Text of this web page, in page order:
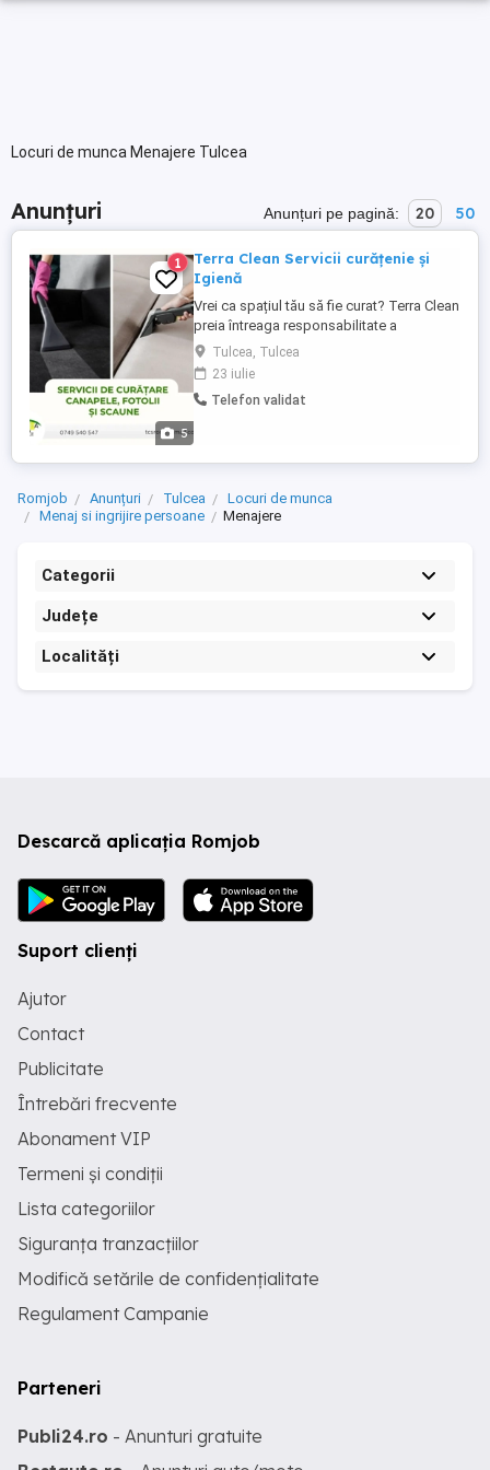
Locuri de munca Menajere Tulcea
Anunțuri Anunțuri pe pagină: 20 50
5
1
Terra Clean Servicii curățenie și
Igienă
Vrei ca spațiul tău să fie curat? Terra Clean
preia întreaga responsabilitate a
întreținerii, oferindu-ți timpul necesar
pentru a te concentra pe ceea ce
contează. Cu 18 ani de experiență și mii de
clienți în portofoliu, identificam si oferim
Tulcea, Tulcea
23 iulie
Telefon validat
Romjob Anunțuri Tulcea
Locuri de munca
Menaj si ingrijire persoane
Menajere
Categorii
Județe
Localități
Descarcă aplicația Romjob
Suport clienți
Ajutor
Contact
Publicitate
Întrebări frecvente
Abonament VIP
Termeni și condiții
Lista categoriilor
Siguranța tranzacțiilor
Modifică setările de confidențialitate
Regulament Campanie
Parteneri
Publi24.ro - Anunturi gratuite